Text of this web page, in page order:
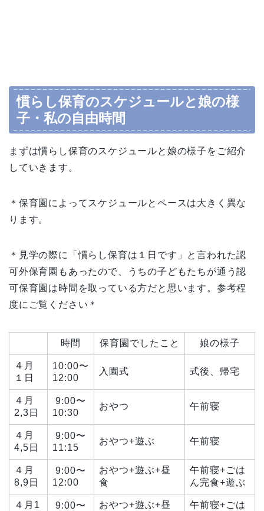
慣らし保育のスケジュールと娘の様
子・私の自由時間
まずは慣らし保育のスケジュールと娘の様子をご紹介
していきます。
＊保育園によってスケジュールとペースは大きく異な
ります。
＊見学の際に「慣らし保育は１日です」と言われた認
可外保育園もあったので、うちの子どもたちが通う認
可保育園は時間を取っている方だと思います。参考程
度にご覧ください＊
時間 保育園でしたこと 娘の様子
４月
１日
10:00〜
12:00
入園式 式後、帰宅
４月
2,3日
9:00〜
10:30
おやつ 午前寝
４月
4,5日
9:00〜
11:15
おやつ+遊ぶ 午前寝
４月
8,9日
9:00〜
12:00
おやつ+遊ぶ+昼
食
午前寝+ごは
ん完食+遊ぶ
４月1
9:00〜
おやつ+遊ぶ+昼
午前寝+ごは